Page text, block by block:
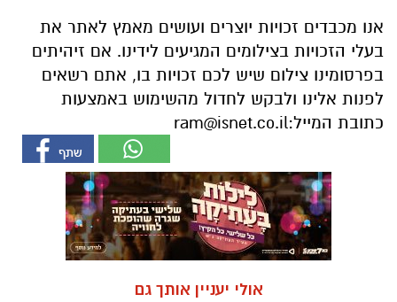
אנו מכבדים זכויות יוצרים ועושים מאמץ לאתר את
בעלי הזכויות בצילומים המגיעים לידינו. אם זיהיתים
בפרסומינו צילום שיש לכם זכויות בו, אתם רשאים
לפנות אלינו ולבקש לחדול מהשימוש באמצעות
כתובת המייל:ram@isnet.co.il
אולי יעניין אותך גם